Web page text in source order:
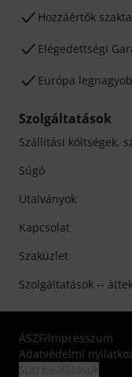
Hozzáértők
Elégedettségi
Európa
Szolgáltatások
Szállítási költségek,
Súgó
Utalványok
Kapcsolat
Szaküzlet
Szolgáltatások --
ÁSZF/Impresszum
Adatvédelmi